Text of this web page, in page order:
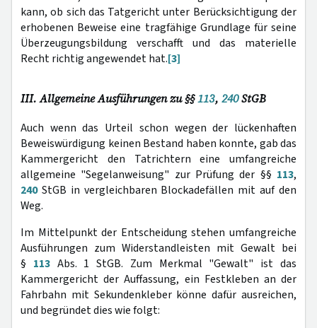
kann, ob sich das Tatgericht unter Berücksichtigung der
erhobenen Beweise eine tragfähige Grundlage für seine
Überzeugungsbildung verschafft und das materielle
Recht richtig angewendet hat.[3]
III. Allgemeine Ausführungen zu §§113, 240StGB
Auch wenn das Urteil schon wegen der lückenhaften
Beweiswürdigung keinen Bestand haben konnte, gab das
Kammergericht den Tatrichtern eine umfangreiche
allgemeine "Segelanweisung" zur Prüfung der §§ 113,
240StGB in vergleichbaren Blockadefällen mit auf den
Weg.
Im Mittelpunkt der Entscheidung stehen umfangreiche
Ausführungen zum Widerstandleisten mit Gewalt bei
§ 113Abs. 1 StGB. Zum Merkmal "Gewalt" ist das
Kammergericht der Auffassung, ein Festkleben an der
Fahrbahn mit Sekundenkleber könne dafür ausreichen,
und begründet dies wie folgt: